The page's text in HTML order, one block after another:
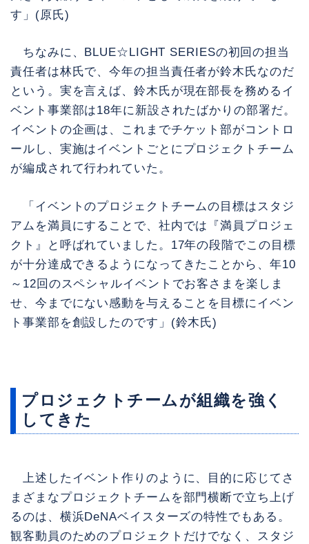
す」(原氏)
ちなみに、BLUE☆LIGHT SERIESの初回の担当
責任者は林氏で、今年の担当責任者が鈴木氏なのだ
という。実を言えば、鈴木氏が現在部長を務めるイ
ベント事業部は18年に新設されたばかりの部署だ。
イベントの企画は、これまでチケット部がコントロ
ールし、実施はイベントごとにプロジェクトチーム
が編成されて行われていた。
「イベントのプロジェクトチームの目標はスタジ
アムを満員にすることで、社内では『満員プロジェ
クト』と呼ばれていました。17年の段階でこの目標
が十分達成できるようになってきたことから、年10
～12回のスペシャルイベントでお客さまを楽しま
せ、今までにない感動を与えることを目標にイベン
ト事業部を創設したのです」(鈴木氏)
プロジェクトチームが組織を強く
してきた
上述したイベント作りのように、目的に応じてさ
まざまなプロジェクトチームを部門横断で立ち上げ
るのは、横浜DeNAベイスターズの特性でもある。
観客動員のためのプロジェクトだけでなく、スタジ